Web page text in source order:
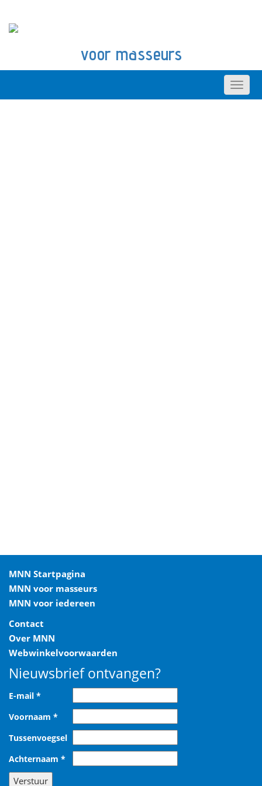
voor masseurs
MNN Startpagina
MNN voor masseurs
MNN voor iedereen
Contact
Over MNN
Webwinkelvoorwaarden
Nieuwsbrief ontvangen?
E-mail *
Voornaam *
Tussenvoegsel
Achternaam *